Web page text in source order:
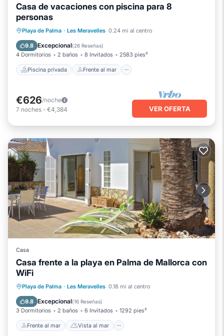
Casa de vacaciones con piscina para 8
personas
Playa de Palma · Les Meravelles 0.24 mi al centro
9.8 Excepcional(26 Reseñas)
4 Dormitorios 2 baños 8 Invitados 2583 pies²
Piscina privada Frente al mar
Piscina privada
Frente al mar
Aparcamiento
€626/noche
7 noches - €4,384 VER OFERTA
Casa
Casa frente a la playa en Palma de Mallorca con
WiFi
Playa de Palma · Les Meravelles 0.18 mi al centro
9.8 Excepcional(16 Reseñas)
3 Dormitorios 2 baños 6 Invitados 1292 pies²
Frente al mar Vista al mar
Frente al mar Vista al mar
Cocina